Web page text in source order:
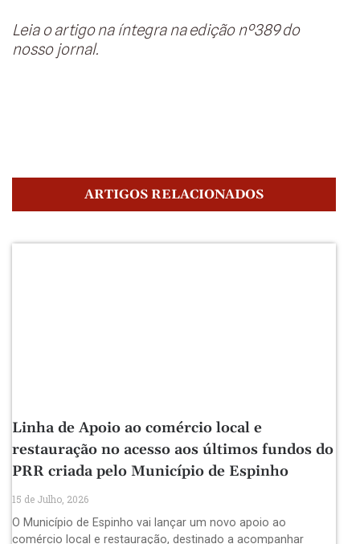
Leia o artigo na íntegra na edição nº389 do
nosso jornal.
ARTIGOS RELACIONADOS
Linha de Apoio ao comércio local e
restauração no acesso aos últimos fundos do
PRR criada pelo Município de Espinho
15 de Julho, 2026
O Município de Espinho vai lançar um novo apoio ao
comércio local e restauração, destinado a acompanhar